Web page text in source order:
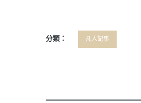
分類： 凡人記事